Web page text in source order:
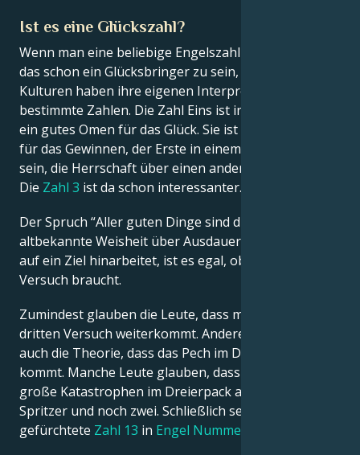
Ist es eine Glückszahl?
Wenn man eine beliebige Engelszahl erhält, scheint
das schon ein Glücksbringer zu sein, aber alte
Kulturen haben ihre eigenen Interpretationen über
bestimmte Zahlen. Die Zahl Eins ist in vielen Kulturen
ein gutes Omen für das Glück. Sie ist eine Metapher
für das Gewinnen, der Erste in einem Wettbewerb zu
sein, die Herrschaft über einen anderen zu haben.
Die Zahl 3 ist da schon interessanter.
Der Spruch “Aller guten Dinge sind drei” ist eine
altbekannte Weisheit über Ausdauer. Solange man
auf ein Ziel hinarbeitet, ist es egal, ob man 2 oder 1
Versuch braucht.
Zumindest glauben die Leute, dass man auch beim
dritten Versuch weiterkommt. Andererseits gibt es
auch die Theorie, dass das Pech im Dreierpack
kommt. Manche Leute glauben, dass Todesfälle und
große Katastrophen im Dreierpack auftreten. Ein
Spritzer und noch zwei. Schließlich sehen wir die
gefürchtete Zahl 13 in Engel Nummer 131